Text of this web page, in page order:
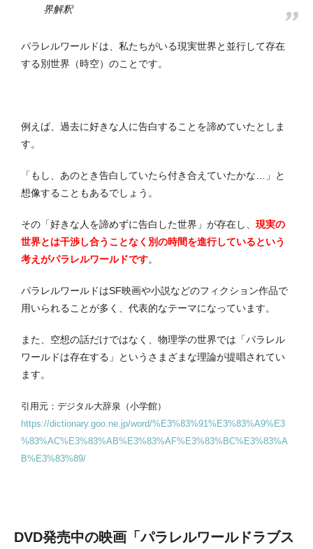
界解釈
パラレルワールドは、私たちがいる現実世界と並行して存在
する別世界（時空）のことです。
例えば、過去に好きな人に告白することを諦めていたとしま
す。
「もし、あのとき告白していたら付き合えていたかな…」と
想像することもあるでしょう。
その「好きな人を諦めずに告白した世界」が存在し、 現実の
世界とは干渉し合うことなく別の時間を進行しているという
考えがパラレルワールドです。
パラレルワールドはSF映画や小説などのフィクション作品で
用いられることが多く、代表的なテーマになっています。
また、空想の話だけではなく、物理学の世界では「パラレル
ワールドは存在する」というさまざまな理論が提唱されてい
ます。
引用元：デジタル大辞泉（小学館）
https://dictionary.goo.ne.jp/word/%E3%83%91%E3%83%A9%E3
%83%AC%E3%83%AB%E3%83%AF%E3%83%BC%E3%83%A
B%E3%83%89/
DVD発売中の映画「パラレルワールドラブス